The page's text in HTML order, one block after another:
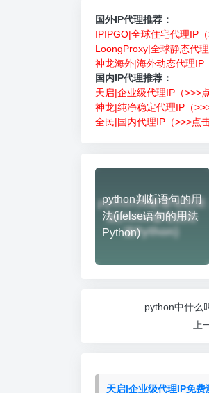
国外IP代理推荐：
IPIPGO|全球住宅代理IP
LoongProxy|全球静态代
神龙海外|海外动态代理IP
国内IP代理推荐：
天启|企业级代理IP（>>>
神龙|纯净稳定代理IP（
全民|国内代理IP（>>>点
python判断语句的用
法(ifelse语句的用法
Python)
python中什么
上
天启|企业级代理IP免费